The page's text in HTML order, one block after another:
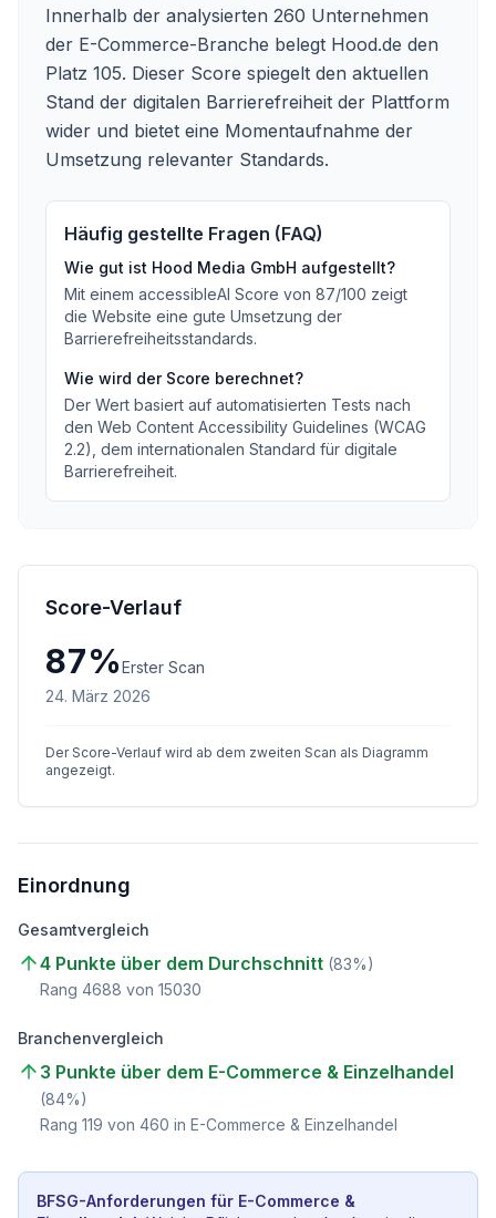
Innerhalb der analysierten 260 Unternehmen
der E-Commerce-Branche belegt Hood.de den
Platz 105. Dieser Score spiegelt den aktuellen
Stand der digitalen Barrierefreiheit der Plattform
wider und bietet eine Momentaufnahme der
Umsetzung relevanter Standards.
Häufig gestellte Fragen (FAQ)
Wie gut ist Hood Media GmbH aufgestellt?
Mit einem accessibleAI Score von 87/100 zeigt
die Website eine gute Umsetzung der
Barrierefreiheitsstandards.
Wie wird der Score berechnet?
Der Wert basiert auf automatisierten Tests nach
den Web Content Accessibility Guidelines (WCAG
2.2), dem internationalen Standard für digitale
Barrierefreiheit.
Score-Verlauf
87%Erster Scan
24. März 2026
Der Score-Verlauf wird ab dem zweiten Scan als Diagramm
angezeigt.
Einordnung
Gesamtvergleich
4 Punkte über dem Durchschnitt (83%)
Rang 4688 von 15030
Branchenvergleich
3 Punkte über dem E-Commerce & Einzelhandel
(84%)
Rang 119 von 460 in E-Commerce & Einzelhandel
BFSG-Anforderungen für E-Commerce &